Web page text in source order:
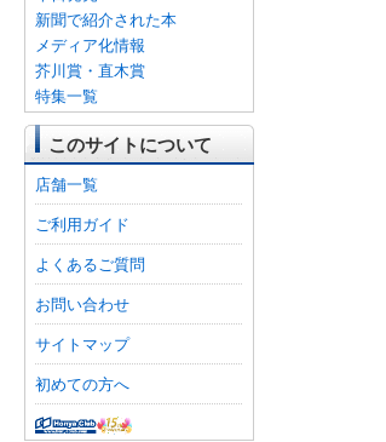
新聞で紹介された本
メディア化情報
芥川賞・直木賞
特集一覧
このサイトについて
店舗一覧
ご利用ガイド
よくあるご質問
お問い合わせ
サイトマップ
初めての方へ